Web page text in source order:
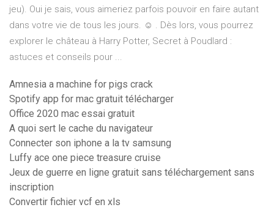
jeu). Oui je sais, vous aimeriez parfois pouvoir en faire autant
dans votre vie de tous les jours. ☺️ . Dès lors, vous pourrez
explorer le château à Harry Potter, Secret à Poudlard :
astuces et conseils pour ...
Amnesia a machine for pigs crack
Spotify app for mac gratuit télécharger
Office 2020 mac essai gratuit
A quoi sert le cache du navigateur
Connecter son iphone a la tv samsung
Luffy ace one piece treasure cruise
Jeux de guerre en ligne gratuit sans téléchargement sans
inscription
Convertir fichier vcf en xls